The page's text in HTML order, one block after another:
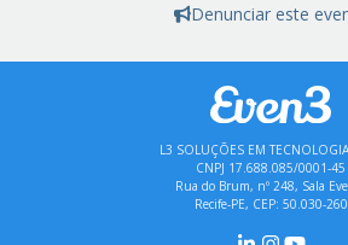
Denunciar este
L3 SOLUÇÕES EM
CNPJ 17.688.085/0001-45
Rua do Brum, nº 248, Sala
Recife-PE, CEP: 50.030-260